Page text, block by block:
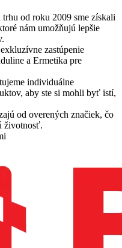
trhu od roku 2009 sme získali
nám umožňujú lepšie
zastúpenie
a Ermetika pre
individuálne
aby ste si mohli byť istí,
od overených značiek, čo
životnosť.